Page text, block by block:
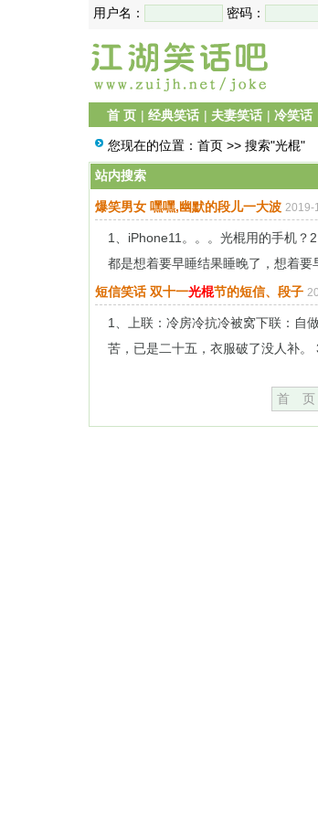
用户名： 密码：
首 页 | 经典笑话 | 夫妻笑话 | 冷笑话
您现在的位置： 首页 >> 搜索"光棍"
站内搜索
爆笑男女 嘿嘿,幽默的段儿一大波 2019-
1、iPhone11。。。光棍用的手机？
都是想着要早睡结果睡晚了，想着要
短信笑话 双十一光棍节的短信、段子
1、上联：冷房冷抗冷被窝下联：自
苦，已是二十五，衣服破了没人补。
首 页